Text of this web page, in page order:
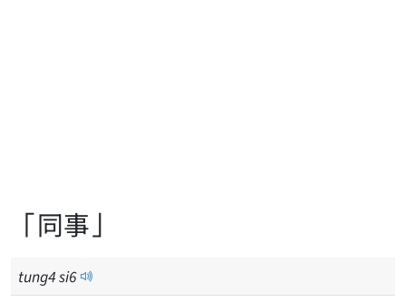
「同事」
tung4si6